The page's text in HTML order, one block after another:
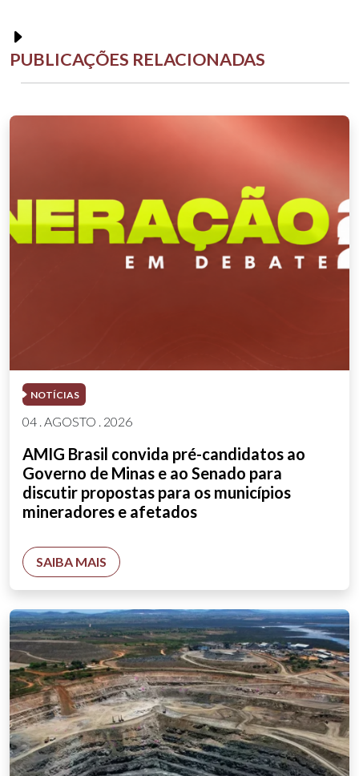
PUBLICAÇÕES RELACIONADAS
NOTÍCIAS
04 . AGOSTO . 2026
AMIG Brasil convida pré-candidatos ao
Governo de Minas e ao Senado para
discutir propostas para os municípios
mineradores e afetados
SAIBA MAIS